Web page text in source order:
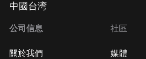
中國台湾
公司信息
關於我們
社區
媒體